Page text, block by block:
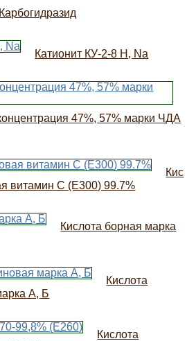
Карбогидразид
Катионит КУ-2-8 H, Na
47%, 57% марки ЧДА
Кис
витамин C (E300) 99.7%
Кислота борная марка
Кислота
А, Б
Кислота